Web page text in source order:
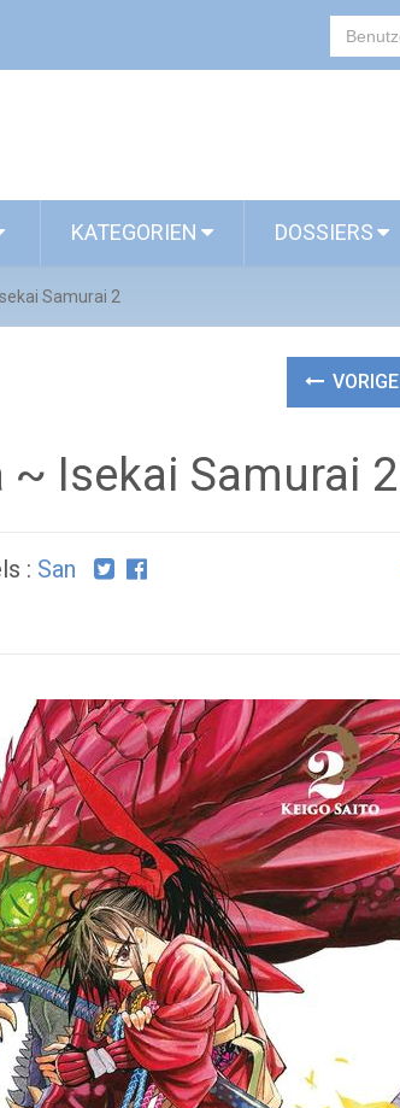
KATEGORIEN DOSSIERS
Samurai 2
VORIGE
~ Isekai Samurai 2
: San